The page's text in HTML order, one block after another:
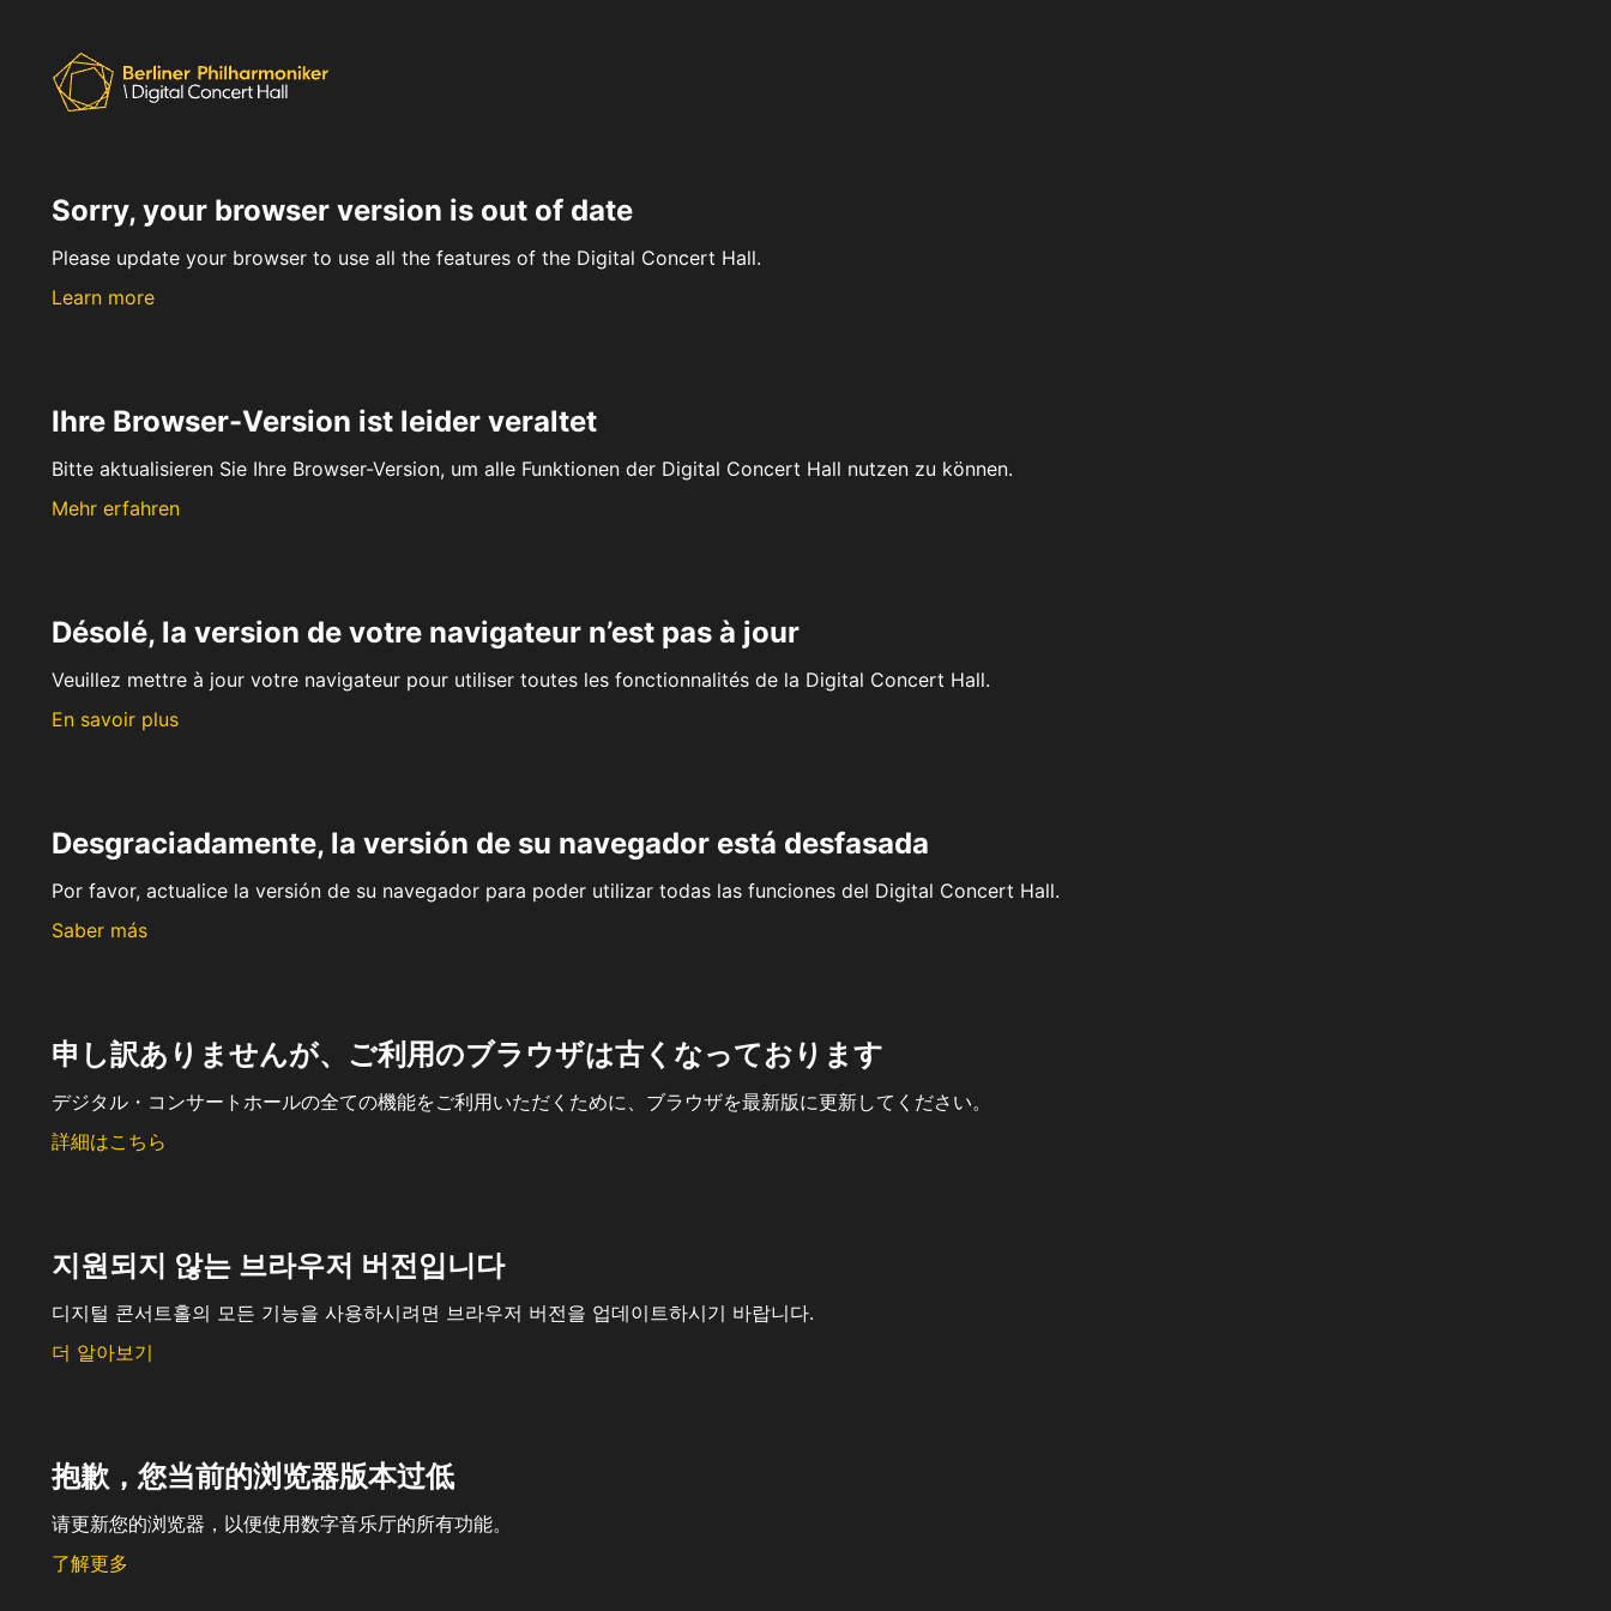
Sorry, your browser version is out of date
Please update your browser to use all the features of the Digital Concert Hall.
Learn more
Ihre Browser-Version ist leider veraltet
Bitte aktualisieren Sie Ihre Browser-Version, um alle Funktionen der Digital Concert Hall nutzen zu können.
Mehr erfahren
Désolé, la version de votre navigateur n’est pas à jour
Veuillez mettre à jour votre navigateur pour utiliser toutes les fonctionnalités de la Digital Concert Hall.
En savoir plus
Desgraciadamente, la versión de su navegador está desfasada
Por favor, actualice la versión de su navegador para poder utilizar todas las funciones del Digital Concert Hall.
Saber más
申し訳ありませんが、ご利用のブラウザは古くなっております
デジタル・コンサートホールの全ての機能をご利用いただくために、ブラウザを最新版に更新してください。
詳細はこちら
지원되지 않는 브라우저 버전입니다
디지털 콘서트홀의 모든 기능을 사용하시려면 브라우저 버전을 업데이트하시기 바랍니다.
더 알아보기
抱歉，您当前的浏览器版本过低
请更新您的浏览器，以便使用数字音乐厅的所有功能。
了解更多